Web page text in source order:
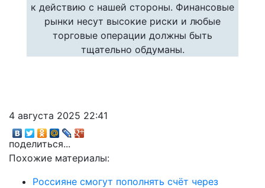
к действию с нашей стороны. Финансовые
рынки несут высокие риски и любые
торговые операции должны быть
тщательно обдуманы.
4 августа 2025 22:41
поделиться...
Похожие материалы:
Россияне смогут пополнять счёт через